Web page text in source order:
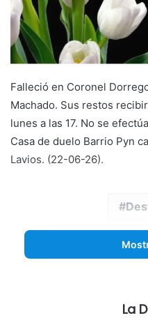
Falleció en Coronel
Machado. Sus restos
lunes a las 17. No se
Casa de duelo Barrio Pyn
Lavios. (22-06-26).
La